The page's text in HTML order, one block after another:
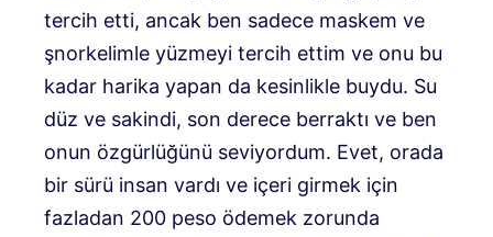
tercih etti, ancak ben sadece maskem ve
şnorkelimle yüzmeyi tercih ettim ve onu bu
kadar harika yapan da kesinlikle buydu. Su
düz ve sakindi, son derece berraktı ve ben
onun özgürlüğünü seviyordum. Evet, orada
bir sürü insan vardı ve içeri girmek için
fazladan 200 peso ödemek zorunda